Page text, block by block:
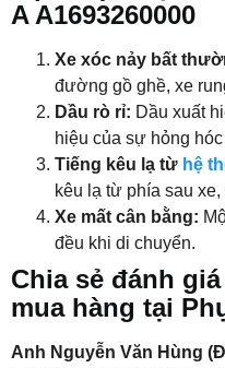
A A1693260000
Xe xóc nảy bất
đường gồ ghề, xe
Dầu rò rỉ: Dầu xuất
hiệu của sự hỏng
Tiếng kêu lạ từ hệ
kêu lạ từ phía sau
Xe mất cân bằng:
đều khi di chuyển.
Chia sẻ đánh
mua hàng tại
Anh Nguyễn Văn Hùng